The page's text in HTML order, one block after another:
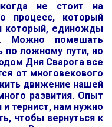
не стоит на
процесс, который
который, единожды
Можно помешать
по ложному пути, но
Дня Сварога все
от многовекового
движение нашей
развития. Опыт
тернист, нам нужно
чтобы вернуться к